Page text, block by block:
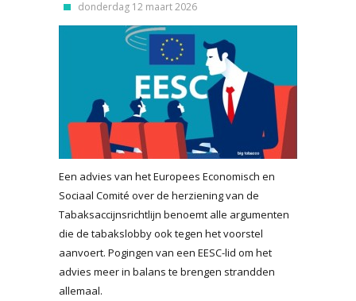
donderdag 12 maart 2026
Een advies van het Europees Economisch en
Sociaal Comité over de herziening van de
Tabaksaccijnsrichtlijn benoemt alle argumenten
die de tabakslobby ook tegen het voorstel
aanvoert. Pogingen van een EESC-lid om het
advies meer in balans te brengen strandden
allemaal.